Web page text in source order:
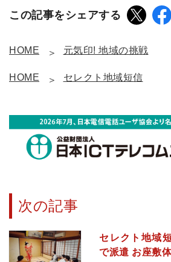
この記事をシェアする
HOME 元気印! 地域の挑戦
HOME セレクト地域短信
次の記事
セレクト地域
で派遣 お座敷